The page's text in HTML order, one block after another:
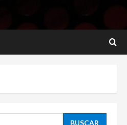
aguacate desde México